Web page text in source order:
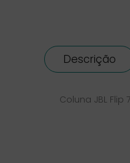
Descrição
Coluna JBL Flip